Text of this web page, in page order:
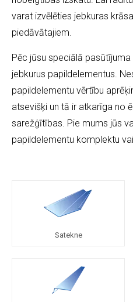
varat izvēlēties jebkuras
piedāvātajiem.
Pēc jūsu speciālā
jebkurus papildelementus.
papildelementu vērtību
atsevišķi un tā ir atkarīga no
sarežģītības. Pie mums jūs
papildelementu komplektu
Satekne